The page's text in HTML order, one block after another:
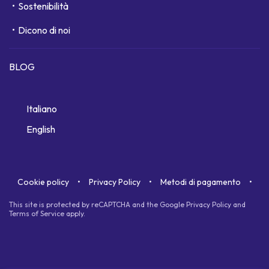
Sostenibilità
Dicono di noi
BLOG
Italiano
English
Cookie policy Privacy Policy Metodi di pagamento
This site is protected by reCAPTCHA and the Google Privacy Policy and
Terms of Service apply.